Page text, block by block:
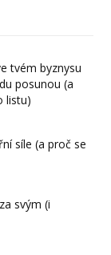
tvém byznysu
posunou (a
listu)
síle (a proč se
svým (i